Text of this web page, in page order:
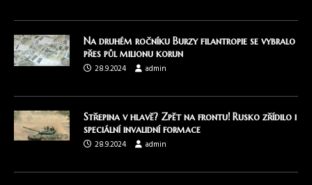
Na druhém ročníku Burzy filantropie se vybralo
přes půl milionu korun
28.9.2024
admin
Střepina v hlavě? Zpět na frontu! Rusko zřídilo i
speciální invalidní formace
28.9.2024
admin